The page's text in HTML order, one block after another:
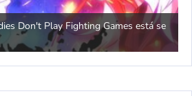
Don't Play Fighting Games está se